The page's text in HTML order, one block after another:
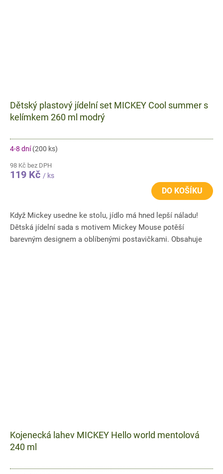
Dětský plastový jídelní set MICKEY Cool summer s
kelímkem 260 ml modrý
4-8 dní(200 ks)
98 Kč bez DPH
119 Kč / ks
DO KOŠÍKU
Když Mickey usedne ke stolu, jídlo má hned lepší náladu!
Dětská jídelní sada s motivem Mickey Mouse potěší
barevným designem a oblíbenými postavičkami. Obsahuje
Kojenecká lahev MICKEY Hello world mentolová
240 ml